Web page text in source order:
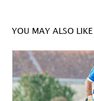
YOU MAY ALSO LIKE